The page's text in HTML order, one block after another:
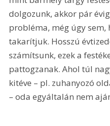
dolgozunk, akkor pár
probléma, még úgy sem,
takarítjuk. Hosszú
számítsunk, ezek a
pattogzanak. Ahol túl
kitéve – pl. zuhanyozó
– oda egyáltalán nem